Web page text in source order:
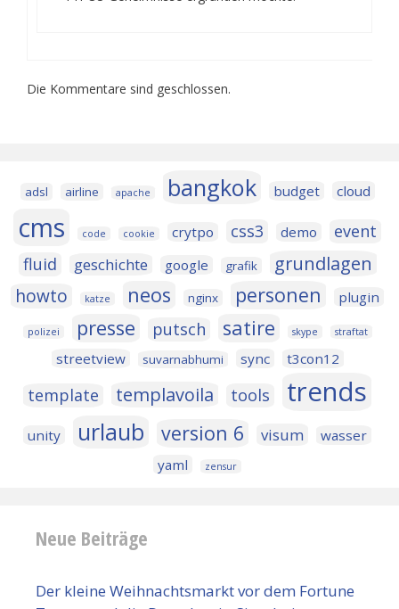
Die Kommentare sind geschlossen.
adsl airline apache bangkok budget cloud
cms code cookie crytpo css3 demo
event
fluid
geschichte google grafik grundlagen
howto katze neos nginx personen plugin
polizei presse putsch satire skype straftat
streetview suvarnabhumi sync t3con12
template templavoila tools trends
unity urlaub version 6 visum
wasser
yaml
zensur
Neue Beiträge
Der kleine Weihnachtsmarkt vor dem Fortune